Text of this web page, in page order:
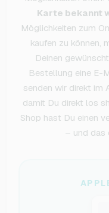
Karte bekannt
Möglichkeiten zum
kaufen zu können,
Deinen
Bestellung eine E-
senden wir direkt im
damit Du direkt los
Shop hast Du einen
– und das